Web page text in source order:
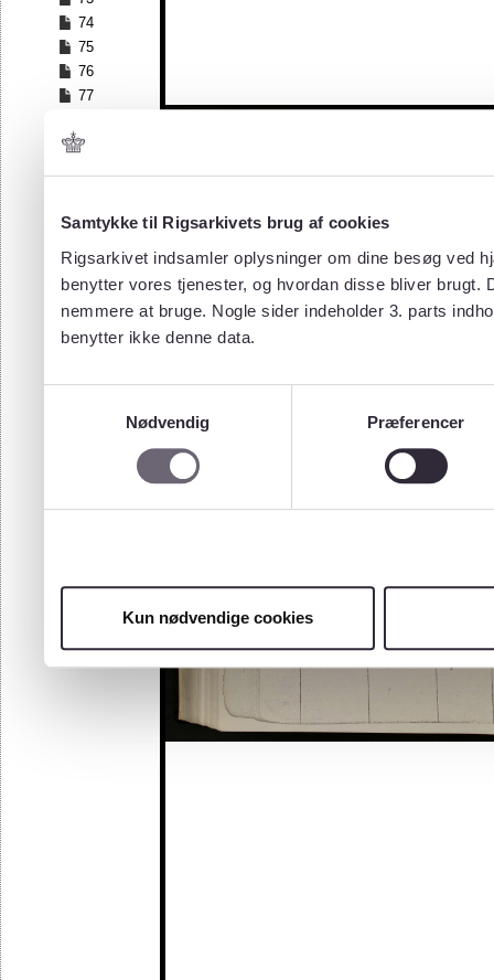
Samtykke til Rigsarkivets brug af cookies
Rigsarkivet indsamler oplysninger om dine besøg ved
benytter vores tjenester, og hvordan disse bliver
nemmere at bruge. Nogle sider indeholder 3. parts
benytter ikke denne data.
Nødvendig
Præferencer
Kun nødvendige cookies
74
75
76
77